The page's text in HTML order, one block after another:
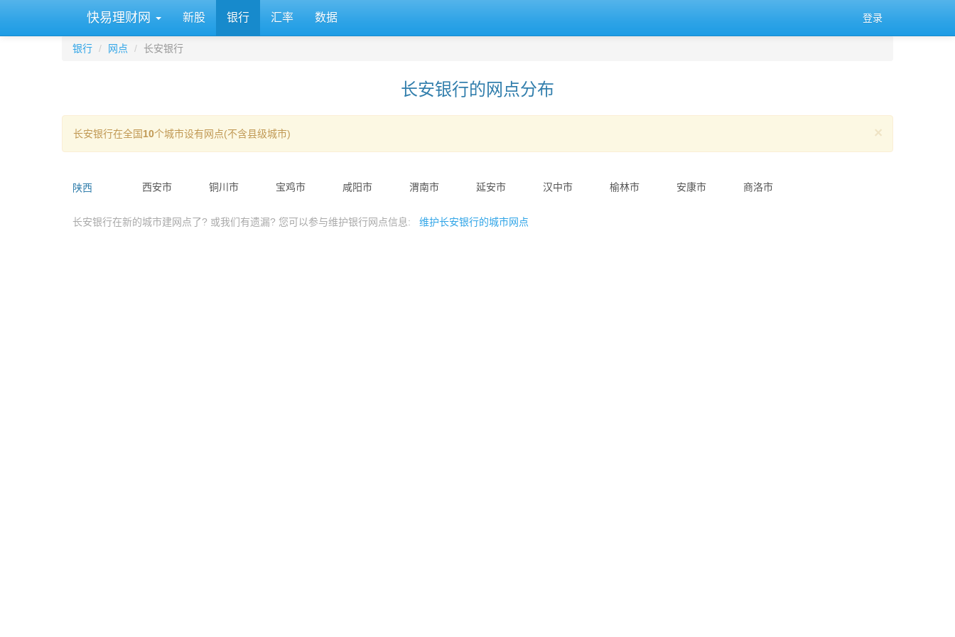
快易理财网 新股 银行 汇率 数据 登录
银行 网点 长安银行
长安银行的网点分布
×
长安银行在全国10个城市设有网点(不含县级城市)
陕西 西安市 铜川市 宝鸡市 咸阳市 渭南市 延安市 汉中市 榆林市 安康市 商洛市
长安银行在新的城市建网点了? 或我们有遗漏? 您可以参与维护银行网点信息: 维护长安银行的城市网点